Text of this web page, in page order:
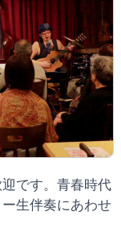
です。青春時代
生伴奏にあわせ